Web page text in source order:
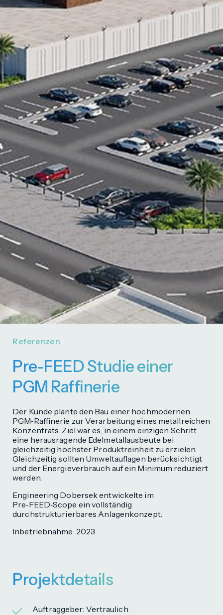
Referenzen
Pre-FEED Studie einer
PGM Raffinerie
Der Kunde plante den Bau einer hochmodernen
PGM‑Raffinerie zur Verarbeitung eines metallreichen
Konzentrats. Ziel war es, in einem einzigen Schritt
eine herausragende Edelmetallausbeute bei
gleichzeitig höchster Produktreinheit zu erzielen.
Gleichzeitig sollten Umweltauflagen berücksichtigt
und der Energieverbrauch auf ein Minimum reduziert
werden.
Engineering Dobersek entwickelte im
Pre‑FEED‑Scope ein vollständig
durchstrukturierbares Anlagenkonzept.
Inbetriebnahme: 2023
Projektdetails
Auftraggeber: Vertraulich